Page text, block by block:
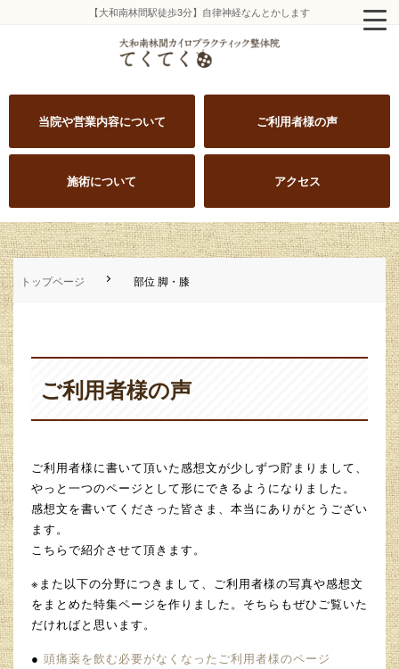
【大和南林間駅徒歩3分】自律神経なんとかします
当院や営業内容について ご利用者様の声
施術について アクセス
トップページ 部位 脚・膝
ご利用者様の声
ご利用者様に書いて頂いた感想文が少しずつ貯まりまして、
やっと一つのページとして形にできるようになりました。
感想文を書いてくださった皆さま、本当にありがとうござい
ます。
こちらで紹介させて頂きます。
※また以下の分野につきまして、ご利用者様の写真や感想文
をまとめた特集ページを作りました。そちらもぜひご覧いた
だければと思います。
● 頭痛薬を飲む必要がなくなったご利用者様のページ